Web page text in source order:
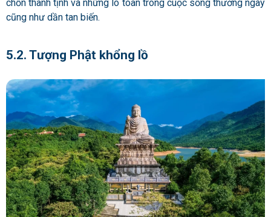
chốn thanh tịnh và những lo toan trong cuộc sống thường ngày
cũng như dần tan biến.
5.2. Tượng Phật khổng lồ